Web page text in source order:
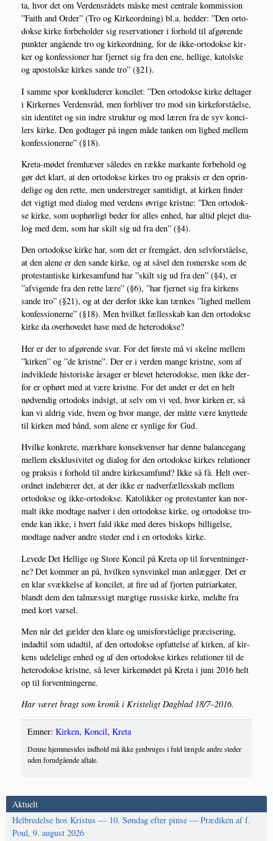
ta, hvor det om Ver­dens­rå­dets måske mest cen­tra­le kom­mis­sion
”Faith and Order” (Tro og Kir­ke­ord­ning) bl.a. hed­der: ”Den orto­
dok­se kir­ke for­be­hol­der sig reser­va­tio­ner i for­hold til afgø­ren­de
punk­ter angå­en­de tro og kir­ke­ord­ning, for de ikke-orto­dok­se kir­
ker og kon­fes­sio­ner har fjer­net sig fra den ene, hel­li­ge, katol­ske
og apo­stol­ske kir­kes san­de tro” (§21).
I sam­me spor kon­klu­de­rer kon­cilet: ”Den orto­dok­se kir­ke del­ta­ger
i Kir­ker­nes Ver­dens­råd, men for­bli­ver tro mod sin kir­ke­for­stå­el­se,
sin iden­ti­tet og sin indre struk­tur og mod læren fra de syv kon­ci­
lers kir­ke. Den god­ta­ger på ingen måde tan­ken om lig­hed mel­lem
kon­fes­sio­ner­ne” (§18).
Kre­ta-mødet frem­hæ­ver såle­des en ræk­ke mar­kan­te for­be­hold og
gør det klart, at den orto­dok­se kir­kes tro og prak­sis er den oprin­
de­li­ge og den ret­te, men under­stre­ger sam­ti­digt, at kir­ken fin­der
det vig­tigt med dia­log med ver­dens øvri­ge krist­ne: ”Den orto­dok­
se kir­ke, som uop­hør­ligt beder for alles enhed, har altid ple­jet dia­
log med dem, som har skilt sig ud fra den” (§4).
Den orto­dok­se kir­ke har, som det er frem­gå­et, den selv­for­stå­el­se,
at den ale­ne er den san­de kir­ke, og at såvel den romer­ske som de
pro­te­stan­ti­ske kir­ke­sam­fund har ”skilt sig ud fra den” (§4), er
”afvi­gen­de fra den ret­te lære” (§6), ”har fjer­net sig fra kir­kens
san­de tro” (§21), og at der der­for ikke kan tæn­kes ”lig­hed mel­lem
kon­fes­sio­ner­ne” (§18). Men hvil­ket fæl­les­skab kan den orto­dok­se
kir­ke da over­ho­ve­det have med de heterodokse?
Her er der to afgø­ren­de svar. For det før­ste må vi skel­ne mel­lem
”kir­ken” og ”de krist­ne”. Der er i ver­den man­ge krist­ne, som af
ind­vik­le­de histo­ri­ske årsa­ger er ble­vet hete­ro­dok­se, men ikke der­
for er ophørt med at være krist­ne. For det andet er det en helt
nød­ven­dig orto­doks ind­sigt, at selv om vi ved, hvor kir­ken er, så
kan vi aldrig vide, hvem og hvor man­ge, der måt­te være knyt­te­de
til kir­ken med bånd, som ale­ne er syn­li­ge for Gud.
Hvil­ke kon­kre­te, mærk­ba­re kon­se­kven­ser har den­ne balan­ce­gang
mel­lem eks­klu­si­vi­tet og dia­log for den orto­dok­se kir­kes rela­tio­ner
og prak­sis i for­hold til andre kir­ke­sam­fund? Ikke så få. Helt over­
ord­net inde­bæ­rer det, at der ikke er nad­ver­fæl­les­skab mel­lem
orto­dok­se og ikke-orto­dok­se. Kato­lik­ker og pro­te­stan­ter kan nor­
malt ikke mod­ta­ge nad­ver i den orto­dok­se kir­ke, og orto­dok­se tro­
en­de kan ikke, i hvert fald ikke med deres biskops bil­li­gel­se,
mod­ta­ge nad­ver andre ste­der end i en orto­doks kirke.
Leve­de Det Hel­li­ge og Sto­re Kon­cil på Kre­ta op til for­vent­nin­ger­
ne? Det kom­mer an på, hvil­ken syns­vin­kel man anlæg­ger. Det er
en klar svæk­kel­se af kon­cilet, at fire ud af fjor­ten patri­ar­ka­ter,
blandt dem den tal­mæs­sigt mæg­ti­ge rus­si­ske kir­ke, meld­te fra
med kort varsel.
Men når det gæl­der den kla­re og umis­for­stå­e­li­ge præ­ci­se­ring,
indadtil som udadtil, af den orto­dok­se opfat­tel­se af kir­ken, af kir­
kens ude­le­li­ge enhed og af den orto­dok­se kir­kes rela­tio­ner til de
hete­ro­dok­se krist­ne, så lever kir­ke­mø­det på Kre­ta i juni 2016 helt
op til forventningerne.
Har været bragt som kro­nik i Kri­ste­ligt Dag­blad 18/7–2016.
Emner: Kirken, Koncil, Kreta
Denne hjemmesides indhold må ikke genbruges i fuld længde andre steder
uden forudgående aftale.
Aktuelt
Helbredelse hos Kristus — 10. Søndag efter pinse — Prædiken af f.
Poul, 9. august 2026